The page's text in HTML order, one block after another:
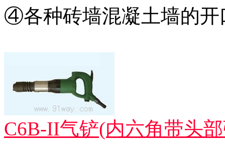
④各种砖墙混凝土墙的开
C6B-II气铲(内六角带头